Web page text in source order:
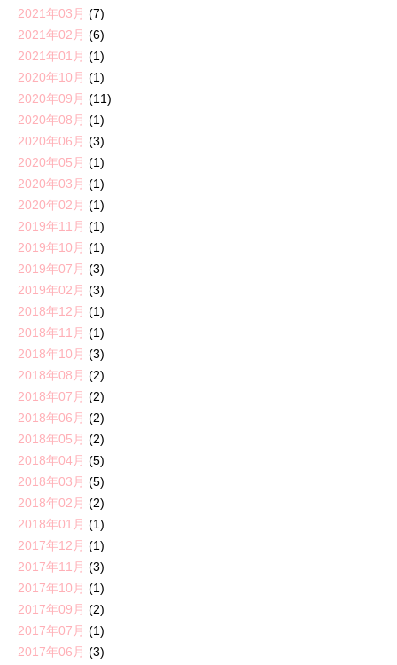
2021年03月 (7)
2021年02月 (6)
2021年01月 (1)
2020年10月 (1)
2020年09月 (11)
2020年08月 (1)
2020年06月 (3)
2020年05月 (1)
2020年03月 (1)
2020年02月 (1)
2019年11月 (1)
2019年10月 (1)
2019年07月 (3)
2019年02月 (3)
2018年12月 (1)
2018年11月 (1)
2018年10月 (3)
2018年08月 (2)
2018年07月 (2)
2018年06月 (2)
2018年05月 (2)
2018年04月 (5)
2018年03月 (5)
2018年02月 (2)
2018年01月 (1)
2017年12月 (1)
2017年11月 (3)
2017年10月 (1)
2017年09月 (2)
2017年07月 (1)
2017年06月 (3)